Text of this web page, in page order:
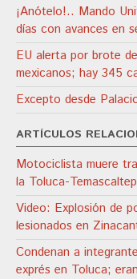
¡Anótelo!.. Mando
días con avances en
EU alerta por brote
mexicanos; hay 345
Excepto desde
ARTÍCULOS
Motociclista muere
la Toluca-
Video: Explosión de
lesionados en
Condenan a
exprés en Toluca;